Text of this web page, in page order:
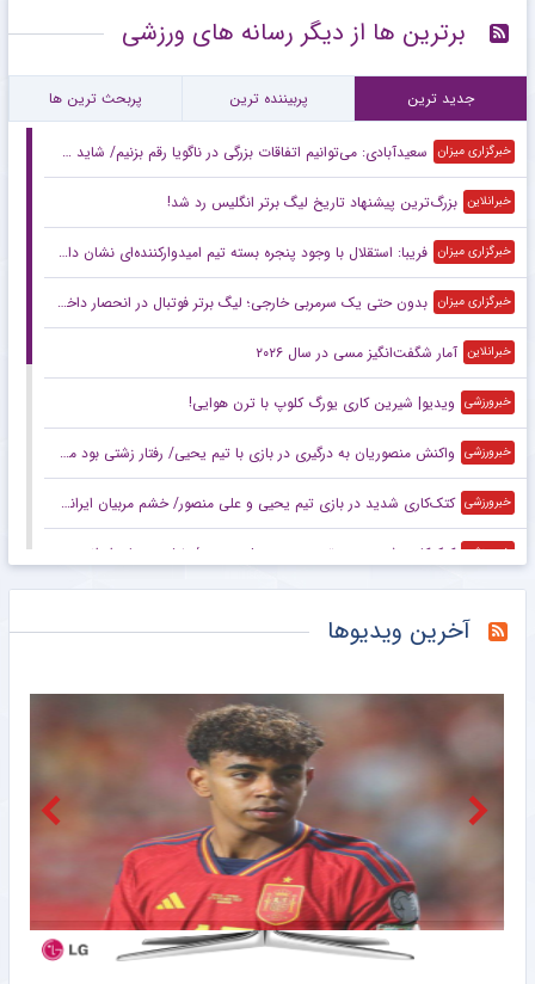
برترین ها از دیگر رسانه های ورزشی
جدید ترین پربیننده ترین پربحث ترین ها
خبرگزاری میزان سعیدآبادی: می‌توانیم اتفاقات بزرگی در ناگویا رقم بزنیم/ شاید حریفانم از سبک مبارزه من شگفت‌زده شوند
خبرانلاین بزرگ‌ترین پیشنهاد تاریخ لیگ برتر انگلیس رد شد!
خبرگزاری میزان فریبا: استقلال با وجود پنجره بسته تیم امیدوارکننده‌ای نشان داد/ لیگ امسال قابل پیش‌بینی نیست
خبرگزاری میزان بدون حتی یک سرمربی خارجی؛ لیگ برتر فوتبال در انحصار داخلی‌ها/ فصل آزمون مربیان ایرانی با چاشنی تکرار و فرصت طلایی
خبرانلاین آمار شگفت‌انگیز مسی در سال ۲۰۲۶
خبرورزشی ویدیو| شیرین کاری یورگ کلوپ با ترن هوایی!
خبرورزشی واکنش منصوریان به درگیری در بازی با تیم یحیی/ رفتار زشتی بود مگر ورزش بوکس است؟
خبرورزشی کتک‌کاری شدید در بازی تیم یحیی و علی منصور/ خشم مربیان ایرانی‌ و قرعه خبرساز با رویارویی تلخ!
خبرورزشی کتک‌کاری شدید بین تیم یحیی و علی منصور/ خشم مربیان ایرانی‌ و قرعه خبرساز با رویارویی تلخ!
تاجرنیا: تعصب رامین رضاییان به پیراهن استقلال را فراموش نمی‌کنیم!
واکنش سرمربی موناکو به شایعات جدایی بالوگان؛ او بازیکنی خاص است
خبرگزاری ایلنا منچسترسیتی اولین پیشنهاد برای رودری را رد کرد
دیدار دوستانه ۲ سرمربی لیگ برتر ایران در عراق / یحیی گل محمدی و علیرضا منصوریان باز به هم رسیدند+ عکس
آخرین ویدیوها